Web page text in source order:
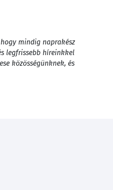
mindig naprakész
legfrissebb híreinkkel
közösségünknek, és